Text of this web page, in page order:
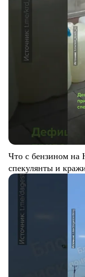
Что с бензином
спекулянты и